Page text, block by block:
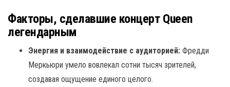
Факторы, сделавшие концерт Queen
легендарным
Энергия и взаимодействие с аудиторией: Фредди
Меркьюри умело вовлекал сотни тысяч зрителей,
создавая ощущение единого целого.